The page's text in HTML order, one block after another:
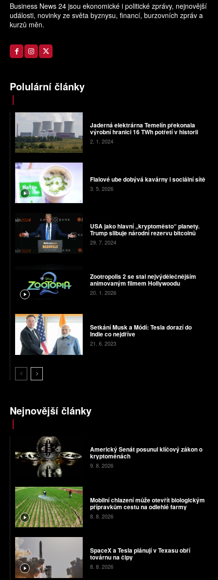
Business News 24 jsou ekonomické i politické zprávy, nejnovější
události, novinky ze světa byznysu, financí, burzovních zpráv a
kurzů měn.
Polulární články
Jaderná elektrárna Temelín překonala
výrobní hranici 16 TWh potřetí v historii
2. 1. 2024
Fialové ube dobývá kavárny i sociální sítě
3. 5. 2026
USA jako hlavní „kryptoměsto“ planety.
Trump slibuje národní rezervu bitcoinů
29. 7. 2024
Zootropolis 2 se stal nejvýdělečnějším
animovaným filmem Hollywoodu
20. 1. 2026
Setkání Musk a Módí: Tesla dorazí do
Indie co nejdříve
21. 6. 2023
Nejnovější články
Americký Senát posunul klíčový zákon o
kryptoměnách
9. 8. 2026
Mobilní chlazení může otevřít biologickým
přípravkům cestu na odlehlé farmy
8. 8. 2026
SpaceX a Tesla plánují v Texasu obří
továrnu na čipy
8. 8. 2026